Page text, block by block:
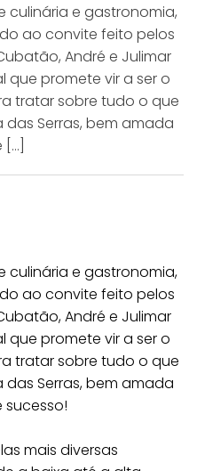
culinária e gastronomia,
ao convite feito pelos
André e Julimar
promete vir a ser o
tratar sobre tudo o que
das Serras, bem amada
culinária e gastronomia,
ao convite feito pelos
André e Julimar
promete vir a ser o
tratar sobre tudo o que
das Serras, bem amada
mais diversas